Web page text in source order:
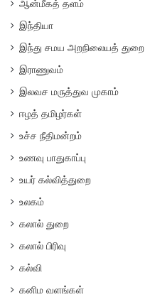
ஆன்மீகத் தளம்
இந்தியா
இந்து சமய அறநிலையத் துறை
இராணுவம்
இலவச மருத்துவ முகாம்
ஈழத் தமிழர்கள்
உச்ச நீதிமன்றம்
உணவு பாதுகாப்பு
உயர் கல்வித்துறை
உலகம்
கலால் துறை
கலால் பிரிவு
கல்வி
கனிம வளங்கள்